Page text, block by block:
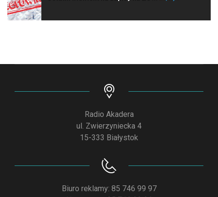
Radio Akadera
ul. Zwierzyniecka 4
15-333 Białystok
Biuro reklamy: 85 746 99 97